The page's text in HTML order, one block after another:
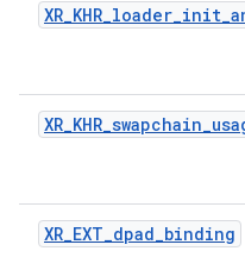
XR_EXT_dpad_binding